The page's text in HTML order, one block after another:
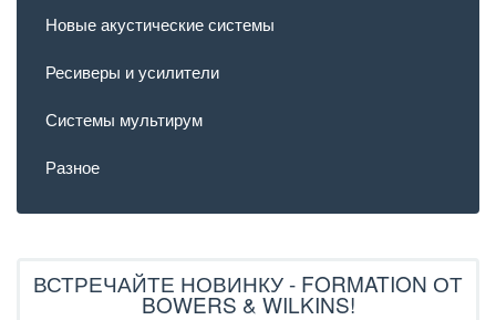
Новые акустические системы
Ресиверы и усилители
Системы мультирум
Разное
ВСТРЕЧАЙТЕ НОВИНКУ - FORMATION ОТ
BOWERS & WILKINS!